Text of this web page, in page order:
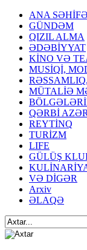
ANA SƏHİFƏ
GÜNDƏM
QIZIL ALMA
ƏDƏBİYYAT
KİNO VƏ
MUSİQİ,
MÜTALİƏ
QƏRBİ
REYTİNQ
TURİZM
LIFE
GÜLÜŞ
VƏ DİGƏR
Arxiv
ƏLAQƏ